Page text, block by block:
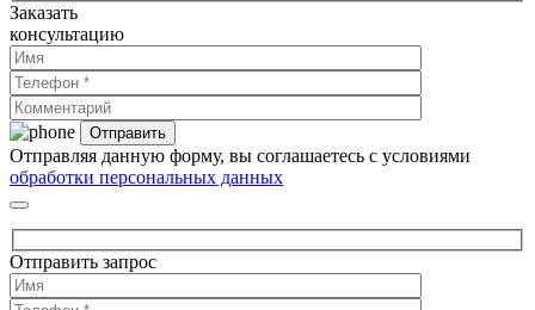
Заказать
консультацию
Отправляя данную форму, вы соглашаетесь с условиями
обработки персональных данных
Отправить запрос